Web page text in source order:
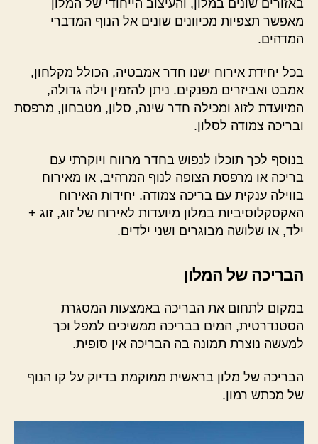
באזורים שונים במלון, והעיצוב הייחודי של המלון
מאפשר תצפיות מכיוונים שונים אל הנוף המדברי
המדהים.
בכל יחידת אירוח ישנו חדר אמבטיה, הכולל מקלחון,
אמבט ואביזרים מפנקים. ניתן להזמין וילה גדולה,
המיועדת לזוג ומכילה חדר שינה, סלון, מטבחון, מרפסת
ובריכה צמודה לסלון.
בנוסף לכך תוכלו לנפוש בחדר מרווח ויוקרתי עם
בריכה או מרפסת הצופה לנוף המרהיב, או מאירוח
בווילה ענקית עם בריכה צמודה. יחידות האירוח
האקסקלוסיביות במלון מיועדות לאירוח של זוג, זוג +
ילד, או שלושה מבוגרים ושני ילדים.
הבריכה של המלון
במקום לתחום את הבריכה באמצעות המסגרת
הסטנדרטית, המים בבריכה ממשיכים למפל וכך
למעשה נוצרת תמונה בה הבריכה אין סופית.
הבריכה של מלון בראשית ממוקמת בדיוק על קו הנוף
של מכתש רמון.